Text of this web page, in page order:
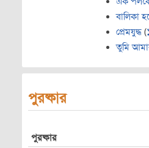
বালিকা
প্রেমযুদ্ধ (
তুমি
পুরষ্কার
পুরষ্কার